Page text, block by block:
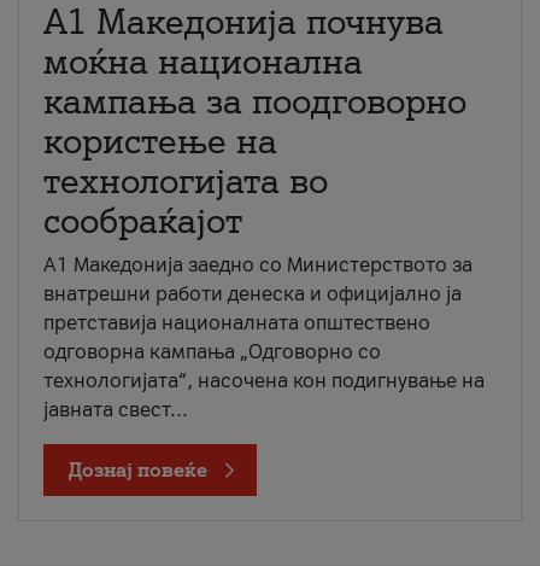
A1 Македонија почнува
моќна национална
кампања за поодговорно
користење на
технологијата во
сообраќајот
A1 Македонија заедно со Министерството за
внатрешни работи денеска и официјално ја
претставија националната општествено
одговорна кампања „Одговорно со
технологијата“, насочена кон подигнување на
јавната свест...
Дознај повеќе